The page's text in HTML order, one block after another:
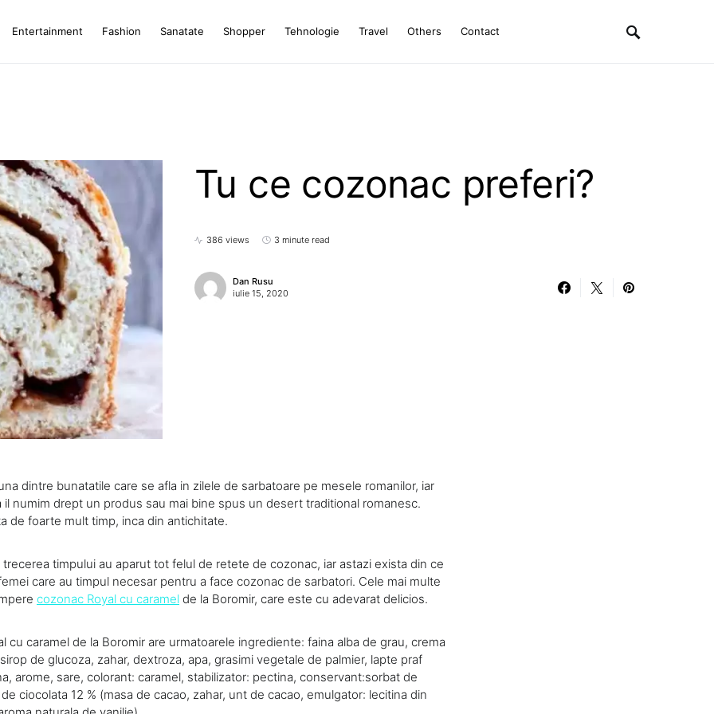
Entertainment Fashion Sanatate Shopper Tehnologie Travel Others Contact
Tu ce cozonac preferi?
386 views 3 minute read
Dan Rusu
iulie 15, 2020
dintre bunatatile care se afla in zilele de sarbatoare pe mesele romanilor, iar
il numim drept un produs sau mai bine spus un desert traditional romanesc.
de foarte mult timp, inca din antichitate.
timpului au aparut tot felul de retete de cozonac, iar astazi exista din ce
care au timpul necesar pentru a face cozonac de sarbatori. Cele mai multe
cozonac Royal cu caramel de la Boromir, care este cu adevarat delicios.
cu caramel de la Boromir are urmatoarele ingrediente: faina alba de grau, crema
de glucoza, zahar, dextroza, apa, grasimi vegetale de palmier, lapte praf
arome, sare, colorant: caramel, stabilizator: pectina, conservant:sorbat de
ciocolata 12 % (masa de cacao, zahar, unt de cacao, emulgator: lecitina din